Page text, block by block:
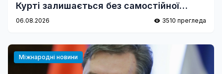
Курті залишається без самостійної
більшості
06.08.2026 3510 прегледа
Міжнародні новини